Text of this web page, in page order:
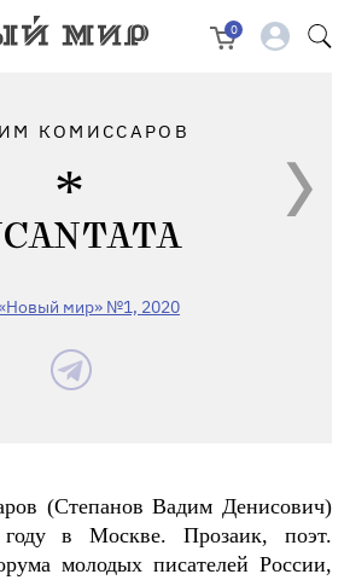
0
КОМИССАРОВ
мир» №1, 2020
(Степанов Вадим Денисович)
в Москве. Прозаик, поэт.
молодых писателей России,